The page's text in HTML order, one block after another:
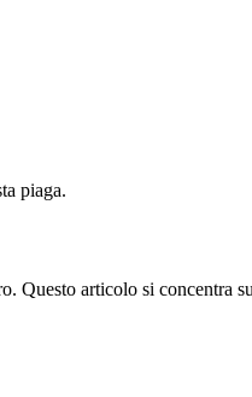
piaga.
Questo articolo si concentra